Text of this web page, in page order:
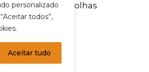
personalizado
todos”,
Aceitar tudo
uma das escolhas
fundamentais que os
comuns são pontos comerciais